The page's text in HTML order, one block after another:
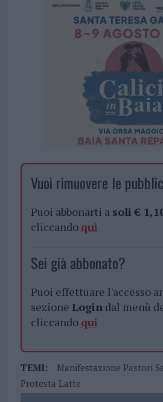
Vuoi rimuovere le
Puoi abbonarti a soli €
cliccando qui
Sei già abbonato?
Puoi effettuare l'accesso
sezione Logindal menù
cliccando qui
TEMI: Manifestazione Pastori
Protesta Latte